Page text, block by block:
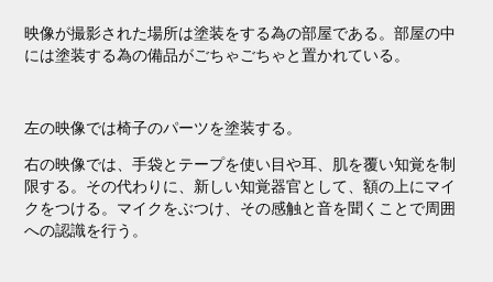
映像が撮影された場所は塗装をする為の部屋である。部屋の中
には塗装する為の備品がごちゃごちゃと置かれている。
左の映像では椅子のパーツを塗装する。
右の映像では、手袋とテープを使い目や耳、肌を覆い知覚を制
限する。 その代わりに、新しい知覚器官として、額の上にマイ
クをつける。 マイクをぶつけ、その感触と音を聞くことで周囲
への認識を行う。